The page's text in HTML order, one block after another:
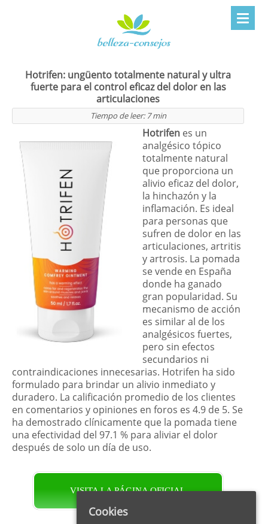
Hotrifen: ungüento totalmente natural y ultra
fuerte para el control eficaz del dolor en las
articulaciones
Tiempo de leer: 7 min
Hotrifen es un
analgésico tópico
totalmente natural
que proporciona un
alivio eficaz del dolor,
la hinchazón y la
inflamación. Es ideal
para personas que
sufren de dolor en las
articulaciones, artritis
y artrosis. La pomada
se vende en España
donde ha ganado
gran popularidad. Su
mecanismo de acción
es similar al de los
analgésicos fuertes,
pero sin efectos
secundarios ni
contraindicaciones innecesarias. Hotrifen ha sido
formulado para brindar un alivio inmediato y
duradero. La calificación promedio de los clientes
en comentarios y opiniones en foros es 4.9 de 5. Se
ha demostrado clínicamente que la pomada tiene
una efectividad del 97.1 % para aliviar el dolor
después de solo un día de uso.
VISITA LA PÁGINA OFICIAL
Cookies